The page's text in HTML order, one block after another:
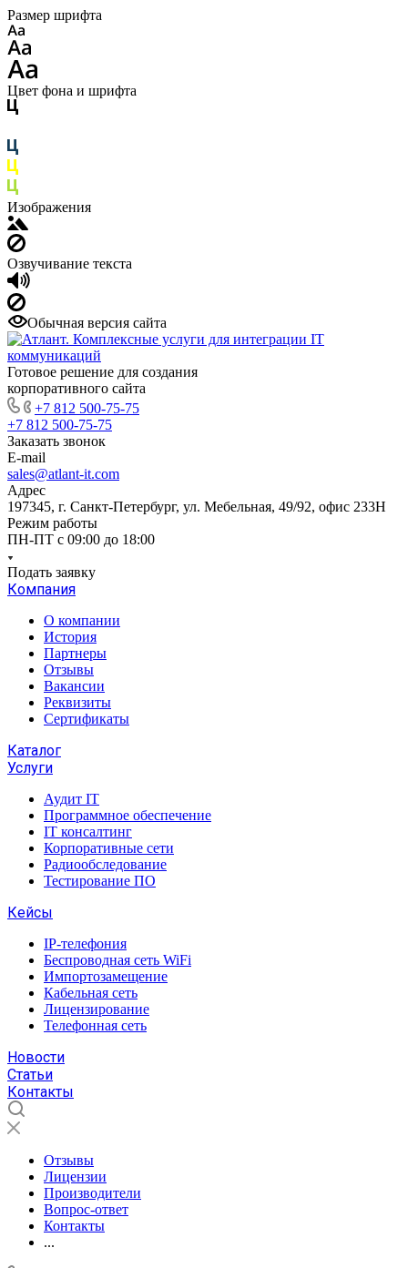
Размер шрифта
Цвет фона и шрифта
Изображения
Озвучивание текста
Обычная версия сайта
Готовое решение для создания
корпоративного сайта
+7 812 500-75-75
+7 812 500-75-75
Заказать звонок
E-mail
sales@atlant-it.com
Адрес
197345, г. Санкт-Петербург, ул. Мебельная, 49/92, офис 233Н
Режим работы
ПН-ПТ с 09:00 до 18:00
Подать заявку
Компания
О компании
История
Партнеры
Отзывы
Вакансии
Реквизиты
Сертификаты
Каталог
Услуги
Аудит IT
Программное обеспечение
IT консалтинг
Корпоративные сети
Радиообследование
Тестирование ПО
Кейсы
IP-телефония
Беспроводная сеть WiFi
Импортозамещение
Кабельная сеть
Лицензирование
Телефонная сеть
Новости
Статьи
Контакты
Отзывы
Лицензии
Производители
Вопрос-ответ
Контакты
...